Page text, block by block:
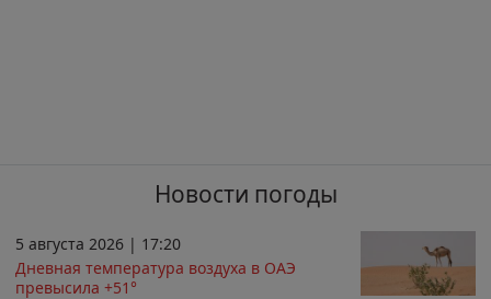
Новости погоды
5 августа 2026 | 17:20
Дневная температура воздуха в ОАЭ
превысила +51°